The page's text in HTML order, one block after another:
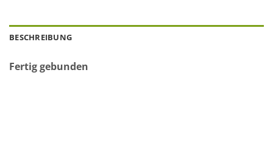
BESCHREIBUNG
Fertig gebunden